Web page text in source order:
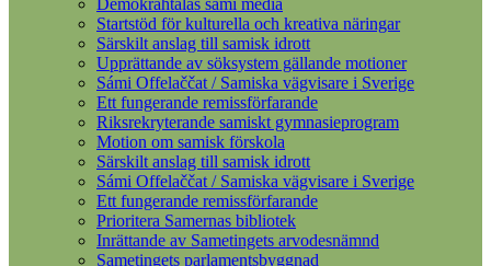
Demokrahtalaš sámi media
Startstöd för kulturella och kreativa näringar
Särskilt anslag till samisk idrott
Upprättande av söksystem gällande motioner
Sámi Offelaččat / Samiska vägvisare i Sverige
Ett fungerande remissförfarande
Riksrekryterande samiskt gymnasieprogram
Motion om samisk förskola
Särskilt anslag till samisk idrott
Sámi Offelaččat / Samiska vägvisare i Sverige
Ett fungerande remissförfarande
Prioritera Samernas bibliotek
Inrättande av Sametingets arvodesnämnd
Sametingets parlamentsbyggnad